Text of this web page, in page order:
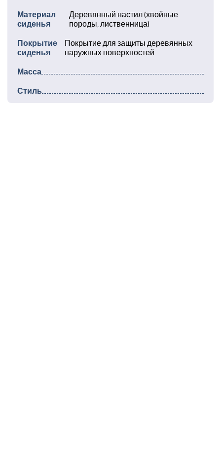
Материал
сиденья
Деревянный настил (хвойные
породы, лиственница)
Покрытие
сиденья
Покрытие для защиты деревянных
наружных поверхностей
Масса
Стиль